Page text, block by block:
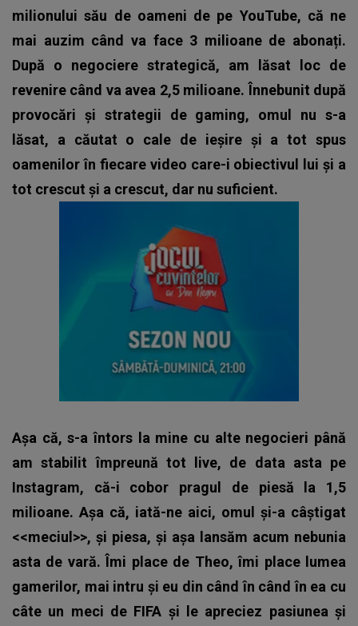
milionului său de oameni de pe YouTube, că ne
mai auzim când va face 3 milioane de abonați.
După o negociere strategică, am lăsat loc de
revenire când va avea 2,5 milioane. Înnebunit după
provocări și strategii de gaming, omul nu s-a
lăsat, a căutat o cale de ieșire și a tot spus
oamenilor în fiecare video care-i obiectivul lui și a
tot crescut și a crescut, dar nu suficient.
Așa că, s-a întors la mine cu alte negocieri până
am stabilit împreună tot live, de data asta pe
Instagram, că-i cobor pragul de piesă la 1,5
milioane. Așa că, iată-ne aici, omul și-a câștigat
<<meciul>>, și piesa, și așa lansăm acum nebunia
asta de vară. Îmi place de Theo, îmi place lumea
gamerilor, mai intru și eu din când în când în ea cu
câte un meci de FIFA și le apreciez pasiunea și